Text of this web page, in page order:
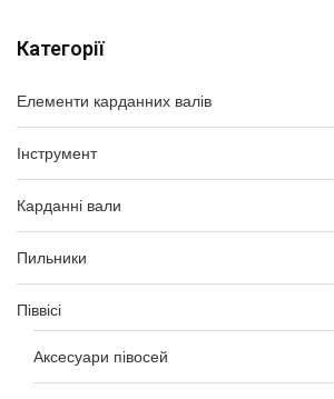
Категорії
Елементи карданних валів
Інструмент
Карданні вали
Пильники
Піввісі
Аксесуари півосей